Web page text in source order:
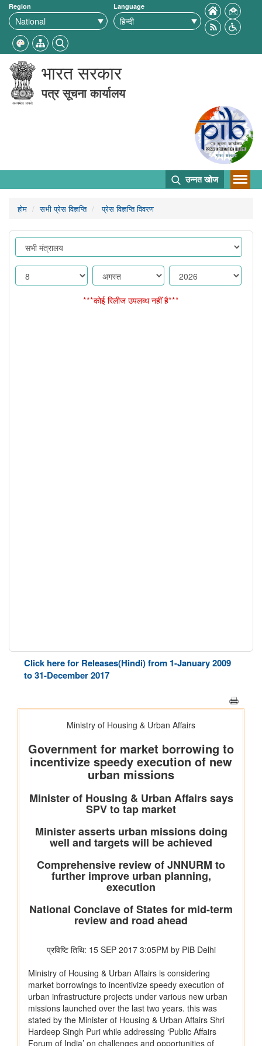
Region Language
भारत सरकार
पत्र सूचना कार्यालय
उन्नत खोज
होम सभी प्रेस विज्ञप्ति प्रेस विज्ञप्ति विवरण
***कोई रिलीज उपलब्ध नहीं है***
Click here for Releases(Hindi) from 1-January 2009
to 31-December 2017